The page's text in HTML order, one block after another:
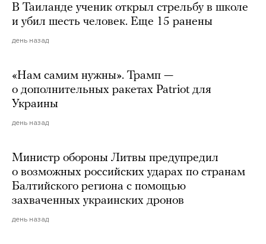
В Таиланде ученик открыл стрельбу в школе
и убил шесть человек. Еще 15 ранены
день назад
«Нам самим нужны». Трамп —
о дополнительных ракетах Patriot для
Украины
день назад
Министр обороны Литвы предупредил
о возможных российских ударах по странам
Балтийского региона с помощью
захваченных украинских дронов
день назад